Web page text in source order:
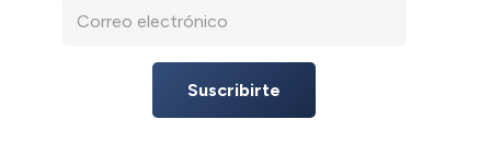
Suscribirte